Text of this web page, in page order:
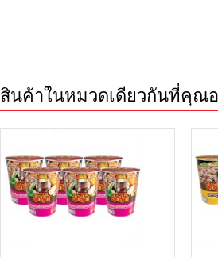
สินค้าในหมวดเดียวกันที่คุณ